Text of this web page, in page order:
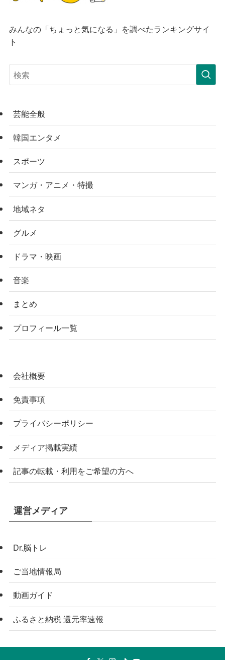
みんなの「ちょっと気になる」を調べたランキングサイ
ト
芸能全般
韓国エンタメ
スポーツ
マンガ・アニメ・特撮
地域ネタ
グルメ
ドラマ・映画
音楽
まとめ
プロフィール一覧
会社概要
免責事項
プライバシーポリシー
メディア掲載実績
記事の転載・利用をご希望の方へ
運営メディア
Dr.脳トレ
ご当地情報局
動画ガイド
ふるさと納税 還元率速報